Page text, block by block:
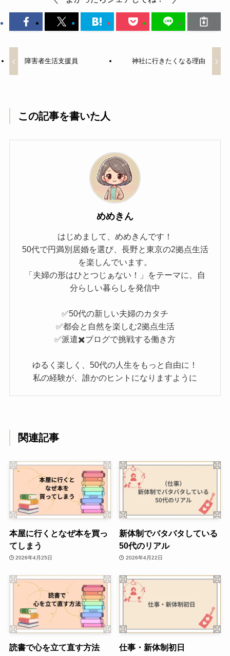
障害者生活支援員 神社に行きたくなる理由
この記事を書いた人
めめきん
はじめまして、めめきんです！
50代で円満別居婚を選び、長野と東京の2拠点生活
を楽しんでいます。
「夫婦の形はひとつじぁない！」をテーマに、自
分らしい暮らしを発信中
✅50代の新しい夫婦のカタチ
✅都会と自然を楽しむ2拠点生活
✅派遣✖️ブログで挑戦する働き方
ゆるく楽しく、50代の人生をもっと自由に！
私の経験が、誰かのヒントになりますように
関連記事
本屋に行くとなぜ本を買っ
てしまう
2026年4月25日
新体制でバタバタしている
50代のリアル
2026年4月22日
読書で心を立て直す方法 仕事・新体制初日